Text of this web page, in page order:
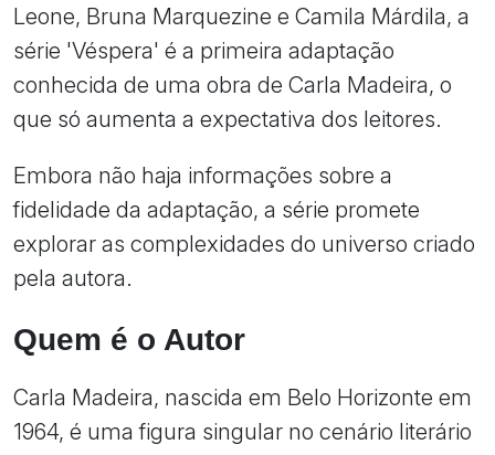
Leone, Bruna Marquezine e Camila Márdila, a
série 'Véspera' é a primeira adaptação
conhecida de uma obra de Carla Madeira, o
que só aumenta a expectativa dos leitores.
Embora não haja informações sobre a
fidelidade da adaptação, a série promete
explorar as complexidades do universo criado
pela autora.
Quem é o Autor
Carla Madeira, nascida em Belo Horizonte em
1964, é uma figura singular no cenário literário